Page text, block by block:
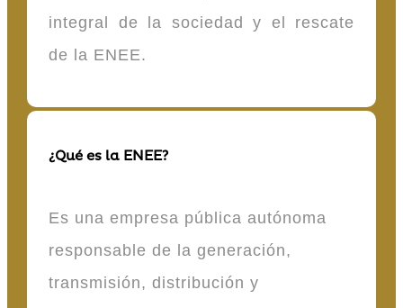
integral de la sociedad y el rescate
de la ENEE.
¿Qué es la ENEE?
Es una empresa pública autónoma
responsable de la generación,
transmisión, distribución y